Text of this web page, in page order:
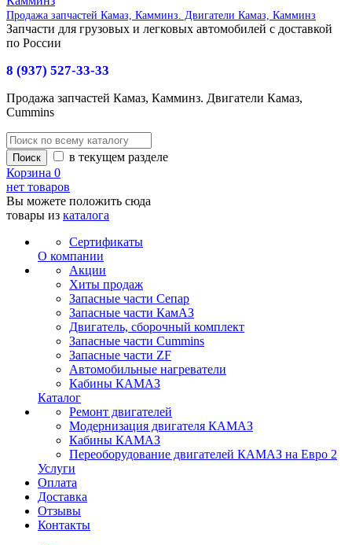
Продажа запчастей Камаз, Камминз. Двигатели Камаз, Камминз
Запчасти для грузовых и легковых автомобилей с доставкой
по России
8 (937) 527-33-33
Продажа запчастей Камаз, Камминз. Двигатели Камаз,
Cummins
в текущем разделе
Корзина 0
нет товаров
Вы можете положить сюда
товары из каталога
Сертификаты
О компании
Акции
Хиты продаж
Запасные части Сепар
Запасные части КамАЗ
Двигатель, сборочный комплект
Запасные части Cummins
Запасные части ZF
Автомобильные нагреватели
Кабины КАМАЗ
Каталог
Ремонт двигателей
Модернизация двигателя КАМАЗ
Кабины КАМАЗ
Переоборудование двигателей КАМАЗ на Евро 2
Услуги
Оплата
Доставка
Отзывы
Контакты